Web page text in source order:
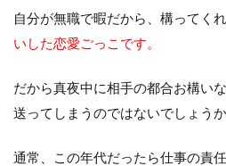
自分が無職で暇だから、構ってく
いした恋愛ごっこです。
だから真夜中に相手の都合お構い
送ってしまうのではないでしょう
通常、この年代だったら仕事の責